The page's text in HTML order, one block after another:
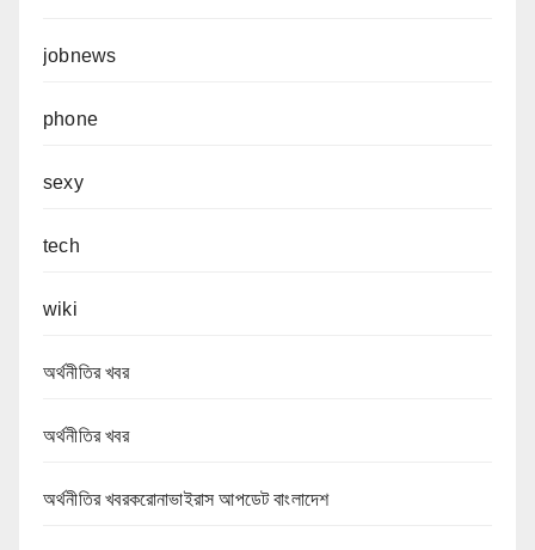
jobnews
phone
sexy
tech
wiki
অর্থনীতির খবর
অর্থনীতির খবর
অর্থনীতির খবরকরোনাভাইরাস আপডেট বাংলাদেশ